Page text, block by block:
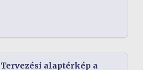
Tervezési alaptérkép a